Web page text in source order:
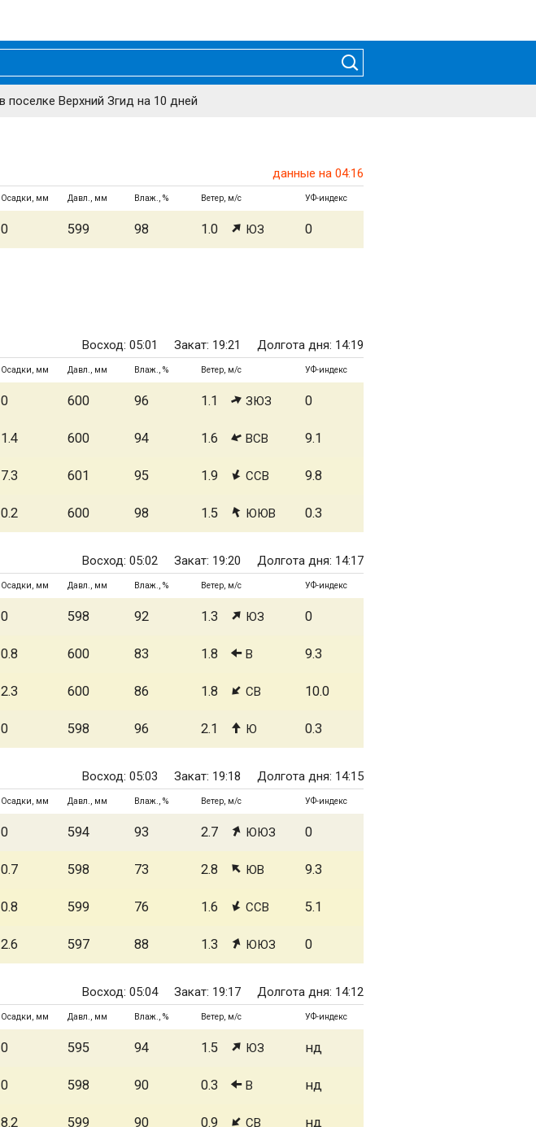
поселке Верхний Згид на 10 дней
данные на 04:16
Осадки, мм Давл., мм Влаж., % Ветер, м/с УФ-индекс
0 599 98 1.0 ЮЗ 0
Восход: 05:01 Закат: 19:21 Долгота дня: 14:19
Осадки, мм Давл., мм Влаж., % Ветер, м/с УФ-индекс
0 600 96 1.1 ЗЮЗ 0
1.4 600 94 1.6 ВСВ 9.1
7.3 601 95 1.9 ССВ 9.8
0.2 600 98 1.5 ЮЮВ 0.3
Восход: 05:02 Закат: 19:20 Долгота дня: 14:17
Осадки, мм Давл., мм Влаж., % Ветер, м/с УФ-индекс
0 598 92 1.3 ЮЗ 0
0.8 600 83 1.8 В 9.3
2.3 600 86 1.8 СВ 10.0
0 598 96 2.1 Ю 0.3
Восход: 05:03 Закат: 19:18 Долгота дня: 14:15
Осадки, мм Давл., мм Влаж., % Ветер, м/с УФ-индекс
0 594 93 2.7 ЮЮЗ 0
0.7 598 73 2.8 ЮВ 9.3
0.8 599 76 1.6 ССВ 5.1
2.6 597 88 1.3 ЮЮЗ 0
Восход: 05:04 Закат: 19:17 Долгота дня: 14:12
Осадки, мм Давл., мм Влаж., % Ветер, м/с УФ-индекс
0 595 94 1.5 ЮЗ нд
0 598 90 0.3 В нд
8.2 599 90 0.9 СВ нд